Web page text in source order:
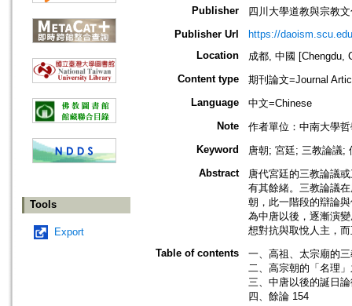
Tools
Export
Publisher
四川大學道教與宗教
Publisher Url
https://
Location
成都, 中國 [Chengdu,
Content type
期刊論文=Journal
Language
中文=Chinese
Note
作者單位：中南大學
Keyword
唐朝; 宮廷; 三教論議;
Abstract
唐代宮廷的三教論議
有其餘緒。三教論議
朝，此一階段的辯論
為中唐以後，逐漸演
想對抗與取悅人主，
Table of contents
一、高祖、太宗廟的
二、高宗朝的「名理
三、中唐以後的誕日
四、餘論 154